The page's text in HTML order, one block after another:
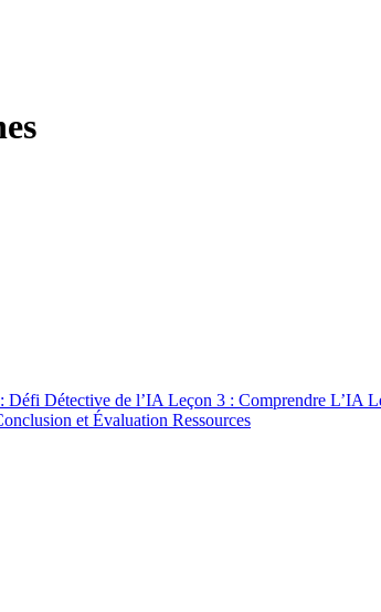
Défi Détective de l’IA Leçon 3 : Comprendre L’IA
et Évaluation Ressources